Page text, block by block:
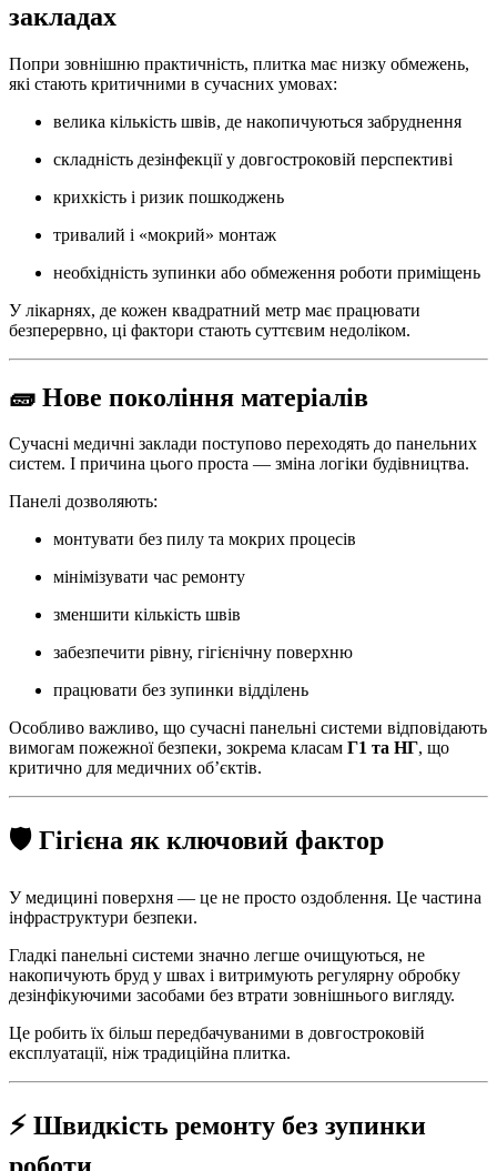
закладах
Попри зовнішню практичність, плитка має низку обмежень,
які стають критичними в сучасних умовах:
велика кількість швів, де накопичуються забруднення
складність дезінфекції у довгостроковій перспективі
крихкість і ризик пошкоджень
тривалий і «мокрий» монтаж
необхідність зупинки або обмеження роботи приміщень
У лікарнях, де кожен квадратний метр має працювати
безперервно, ці фактори стають суттєвим недоліком.
🧱 Нове покоління матеріалів
Сучасні медичні заклади поступово переходять до панельних
систем. І причина цього проста — зміна логіки будівництва.
Панелі дозволяють:
монтувати без пилу та мокрих процесів
мінімізувати час ремонту
зменшити кількість швів
забезпечити рівну, гігієнічну поверхню
працювати без зупинки відділень
Особливо важливо, що сучасні панельні системи відповідають
вимогам пожежної безпеки, зокрема класам Г1 та НГ, що
критично для медичних об’єктів.
🛡️ Гігієна як ключовий фактор
У медицині поверхня — це не просто оздоблення. Це частина
інфраструктури безпеки.
Гладкі панельні системи значно легше очищуються, не
накопичують бруд у швах і витримують регулярну обробку
дезінфікуючими засобами без втрати зовнішнього вигляду.
Це робить їх більш передбачуваними в довгостроковій
експлуатації, ніж традиційна плитка.
⚡ Швидкість ремонту без зупинки